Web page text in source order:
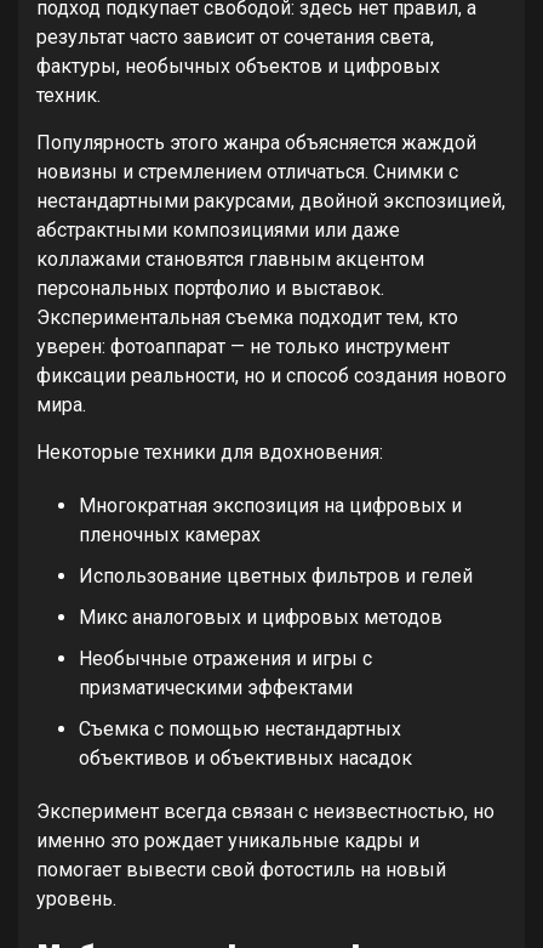
подход подкупает свободой: здесь нет правил, а
результат часто зависит от сочетания света,
фактуры, необычных объектов и цифровых
техник.
Популярность этого жанра объясняется жаждой
новизны и стремлением отличаться. Снимки с
нестандартными ракурсами, двойной экспозицией,
абстрактными композициями или даже
коллажами становятся главным акцентом
персональных портфолио и выставок.
Экспериментальная съемка подходит тем, кто
уверен: фотоаппарат — не только инструмент
фиксации реальности, но и способ создания нового
мира.
Некоторые техники для вдохновения:
Многократная экспозиция на цифровых и
пленочных камерах
Использование цветных фильтров и гелей
Микс аналоговых и цифровых методов
Необычные отражения и игры с
призматическими эффектами
Съемка с помощью нестандартных
объективов и объективных насадок
Эксперимент всегда связан с неизвестностью, но
именно это рождает уникальные кадры и
помогает вывести свой фотостиль на новый
уровень.